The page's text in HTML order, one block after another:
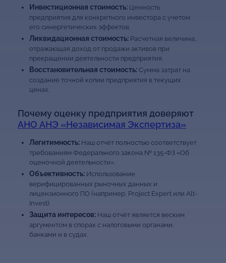
Инвестиционная стоимость:Ценность
предприятия для конкретного инвестора с учетом
его синергетических эффектов.
Ликвидационная стоимость:Расчетная величина,
отражающая доход от продажи активов при
прекращении деятельности предприятия.
Восстановительная стоимость:Сумма затрат на
создание точной копии предприятия в текущих
ценах.
Почему оценку предприятия доверяют
АНО АНЭ «Независимая Экспертиза»
Легитимность:Наш отчёт полностью соответствует
требованиям Федерального закона № 135-ФЗ «Об
оценочной деятельности».
Объективность:Использование
верифицированных рыночных данных и
лицензионного ПО (например, Project Expert или Alt-
Invest).
Защита интересов:Наш отчёт является веским
аргументом в спорах с налоговыми органами,
банками и в судах.